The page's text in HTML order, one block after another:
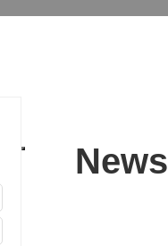
News